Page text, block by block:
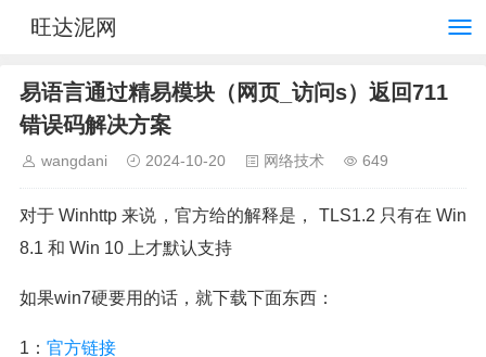
旺达泥网
易语言通过精易模块（网页_访问s）返回711
错误码解决方案
wangdani 2024-10-20 网络技术 649
对于 Winhttp 来说，官方给的解释是， TLS1.2 只有在 Win
8.1 和 Win 10 上才默认支持
如果win7硬要用的话，就下载下面东西：
1： 官方链接